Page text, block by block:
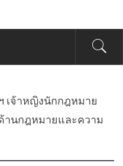
BKK
เจ้าหญิงนักกฎหมาย
นกฎหมายและความ